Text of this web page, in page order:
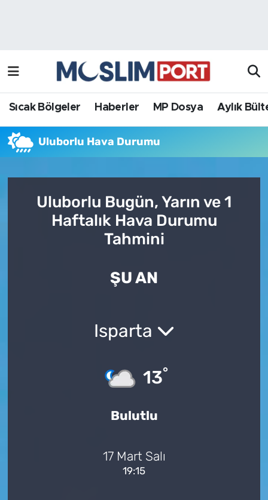
Sıcak Bölgeler Haberler MP Dosya Aylık
Uluborlu Hava Durumu
Uluborlu Bugün, Yarın ve 1
Haftalık Hava Durumu
Tahmini
ŞU AN
Isparta
13°
Bulutlu
17 Mart Salı
19:15
Haberler
MP Dosya
Röportaj Haber
Aylık Bülten